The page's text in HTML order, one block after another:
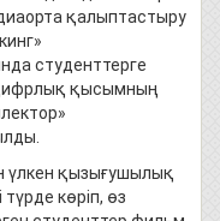
қалыптастыру
студенттерге
қысымның
үлкен қызығушылық
көріп, өз